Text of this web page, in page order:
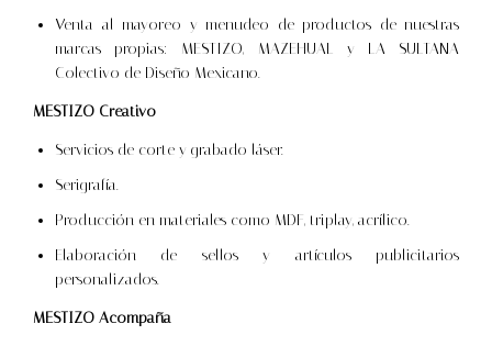
Venta al mayoreo y menudeo de productos de nuestras
marcas propias: MESTIZO, MAZEHUAL y LA SULTANA
Colectivo de Diseño Mexicano.
MESTIZO Creativo
Servicios de corte y grabado láser.
Serigrafía.
Producción en materiales como MDF, triplay, acrílico.
Elaboración de sellos y artículos publicitarios
personalizados.
MESTIZO Acompaña